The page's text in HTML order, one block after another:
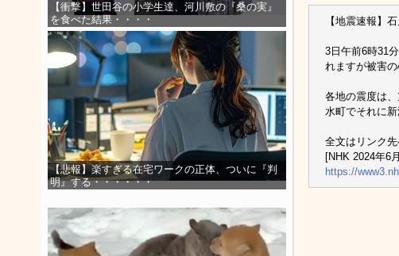
【衝撃】世田谷の小学生達、河川敷の『桑の実』
を食べた結果・・・・
【悲報】楽すぎる在宅ワークの正体、ついに『判
明』する・・・・・・
【地震速報】
3日午前6時31
れますが被害の
各地の震度は
水町でそれに
全文はリンク
[NHK 2024年6
https://